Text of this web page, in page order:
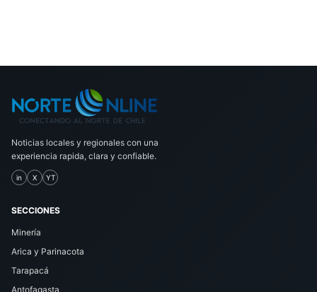
Noticias locales y regionales con una
experiencia rapida, clara y confiable.
in X YT
SECCIONES
Minería
Arica y Parinacota
Tarapacá
Antofagasta